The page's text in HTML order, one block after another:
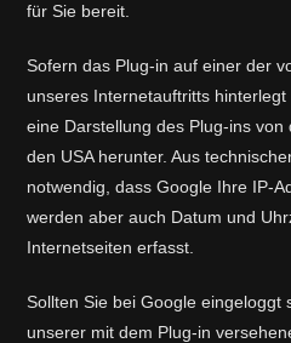
für Sie bereit.
Sofern das Plug-in auf einer der
unseres Internetauftritts
eine Darstellung des Plug-ins
den USA herunter. Aus
notwendig, dass Google Ihre IP-
werden aber auch Datum und
Internetseiten erfasst.
Sollten Sie bei Google eingeloggt
unserer mit dem Plug-in